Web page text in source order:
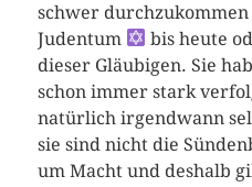
schwer
Judentum
bis heute
dieser Gläubigen. Sie
schon immer stark
natürlich irgendwann
sie sind nicht die
um Macht und deshalb